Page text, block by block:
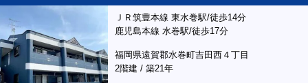
ＪＲ筑豊本線 東水巻駅/徒歩14分
鹿児島本線 水巻駅/徒歩17分
福岡県遠賀郡水巻町吉田西４丁目
2階建 / 築21年